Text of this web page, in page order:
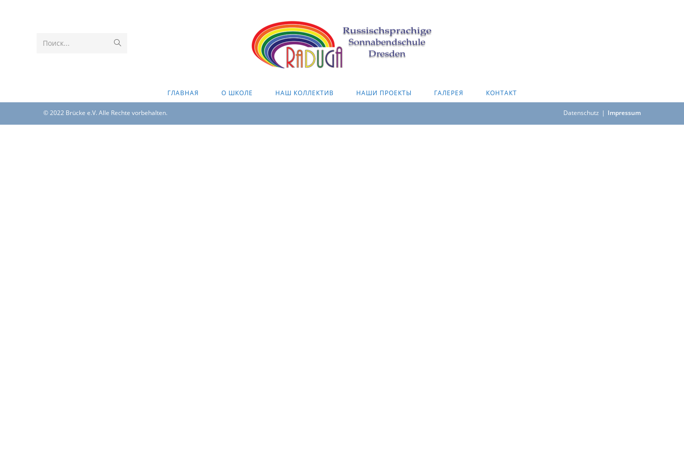
Поиск...
ГЛАВНАЯ О ШКОЛЕ НАШ КОЛЛЕКТИВ НАШИ ПРОЕКТЫ ГАЛЕРЕЯ КОНТАКТ
Datenschutz Impressum
© 2022 Brücke e.V. Alle Rechte vorbehalten.